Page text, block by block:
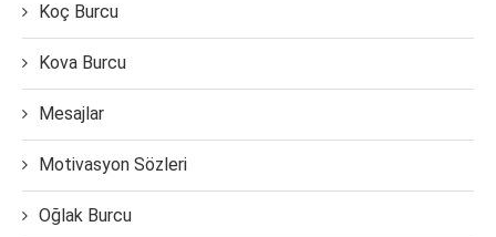
Koç Burcu
Kova Burcu
Mesajlar
Motivasyon Sözleri
Oğlak Burcu